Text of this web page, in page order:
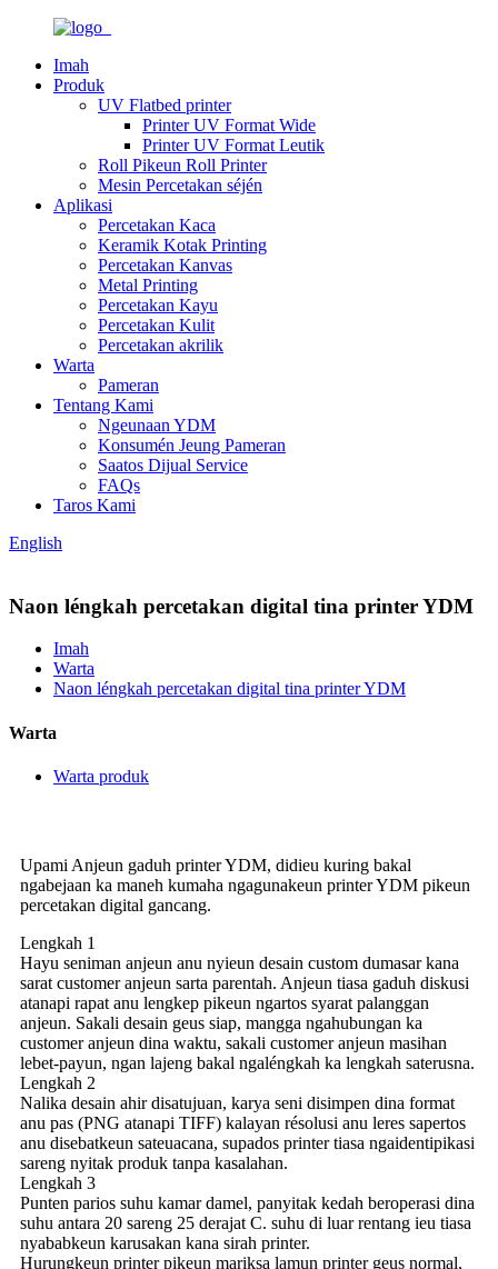
Imah
Produk
UV Flatbed printer
Printer UV Format Wide
Printer UV Format Leutik
Roll Pikeun Roll Printer
Mesin Percetakan séjén
Aplikasi
Percetakan Kaca
Keramik Kotak Printing
Percetakan Kanvas
Metal Printing
Percetakan Kayu
Percetakan Kulit
Percetakan akrilik
Warta
Pameran
Tentang Kami
Ngeunaan YDM
Konsumén Jeung Pameran
Saatos Dijual Service
FAQs
Taros Kami
English
Naon léngkah percetakan digital tina printer YDM
Imah
Warta
Naon léngkah percetakan digital tina printer YDM
Warta
Warta produk
Upami Anjeun gaduh printer YDM, didieu kuring bakal
ngabejaan ka maneh kumaha ngagunakeun printer YDM pikeun
percetakan digital gancang.
Lengkah 1
Hayu seniman anjeun anu nyieun desain custom dumasar kana
sarat customer anjeun sarta parentah. Anjeun tiasa gaduh diskusi
atanapi rapat anu lengkep pikeun ngartos syarat palanggan
anjeun. Sakali desain geus siap, mangga ngahubungan ka
customer anjeun dina waktu, sakali customer anjeun masihan
lebet-payun, ngan lajeng bakal ngaléngkah ka lengkah saterusna.
Lengkah 2
Nalika desain ahir disatujuan, karya seni disimpen dina format
anu pas (PNG atanapi TIFF) kalayan résolusi anu leres sapertos
anu disebatkeun sateuacana, supados printer tiasa ngaidentipikasi
sareng nyitak produk tanpa kasalahan.
Lengkah 3
Punten parios suhu kamar damel, panyitak kedah beroperasi dina
suhu antara 20 sareng 25 derajat C. suhu di luar rentang ieu tiasa
nyababkeun karusakan kana sirah printer.
Hurungkeun printer pikeun mariksa lamun printer geus normal,